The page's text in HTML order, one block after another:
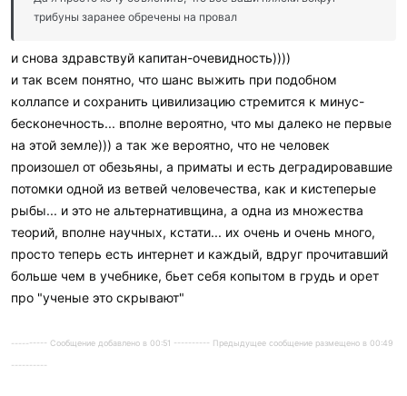
трибуны заранее обречены на провал
и снова здравствуй капитан-очевидность))))
и так всем понятно, что шанс выжить при подобном
коллапсе и сохранить цивилизацию стремится к минус-
бесконечность... вполне вероятно, что мы далеко не первые
на этой земле))) а так же вероятно, что не человек
произошел от обезьяны, а приматы и есть деградировавшие
потомки одной из ветвей человечества, как и кистеперые
рыбы... и это не альтернативщина, а одна из множества
теорий, вполне научных, кстати... их очень и очень много,
просто теперь есть интернет и каждый, вдруг прочитавший
больше чем в учебнике, бьет себя копытом в грудь и орет
про "ученые это скрывают"
---------- Сообщение добавлено в 00:51 ---------- Предыдущее сообщение размещено в 00:49
----------